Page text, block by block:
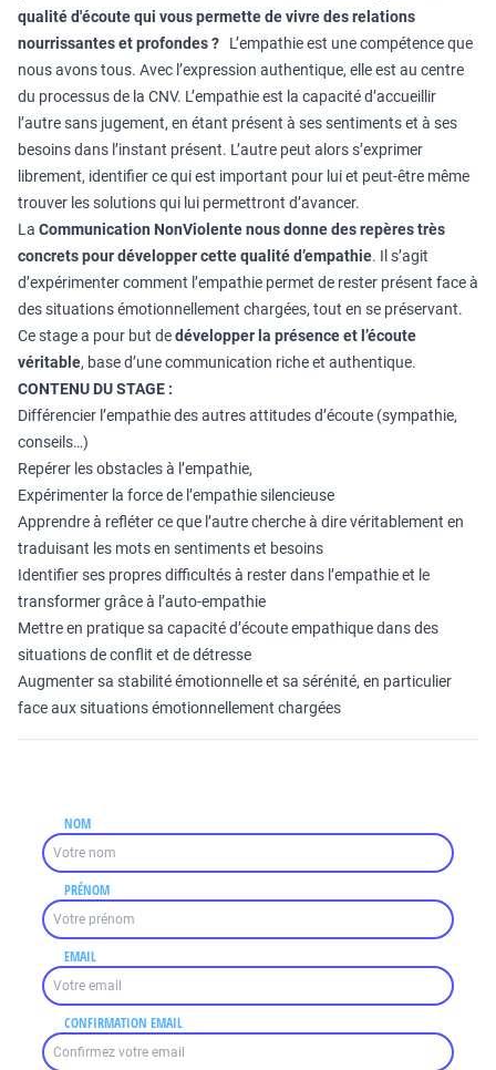
qualité d'écoute qui vous permette de vivre des relations
nourrissantes et profondes ? L’empathie est une compétence que
nous avons tous. Avec l’expression authentique, elle est au centre
du processus de la CNV. L’empathie est la capacité d’accueillir
l’autre sans jugement, en étant présent à ses sentiments et à ses
besoins dans l’instant présent. L’autre peut alors s’exprimer
librement, identifier ce qui est important pour lui et peut-être même
trouver les solutions qui lui permettront d’avancer.
La Communication NonViolentenous donne des repères très
concrets pour développer cette qualité d’empathie. Il s’agit
d’expérimenter comment l’empathie permet de rester présent face à
des situations émotionnellement chargées, tout en se préservant.
Ce stage a pour but dedévelopper la présence et l’écoute
véritable, base d’une communication riche et authentique.
CONTENU DU STAGE :
Différencier l’empathie des autres attitudes d’écoute (sympathie,
conseils…)
Repérer les obstacles à l’empathie,
Expérimenter la force de l’empathie silencieuse
Apprendre à refléter ce que l’autre cherche à dire véritablement en
traduisant les mots en sentiments et besoins
Identifier ses propres difficultés à rester dans l’empathie et le
transformer grâce à l’auto-empathie
Mettre en pratique sa capacité d’écoute empathique dans des
situations de conflit et de détresse
Augmenter sa stabilité émotionnelle et sa sérénité, en particulier
face aux situations émotionnellement chargées
NOM
PRÉNOM
EMAIL
CONFIRMATION EMAIL